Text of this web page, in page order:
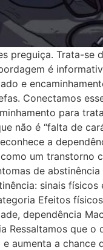
preguiça. Trata-se
é
e
Conectamos
para
não é “falta de
a
um transtorno
de
sinais físicos
Efeitos
dependência
Ressaltamos que o
aumenta a chance